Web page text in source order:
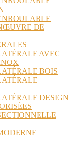
DE
AVEC
BOIS
DESIGN